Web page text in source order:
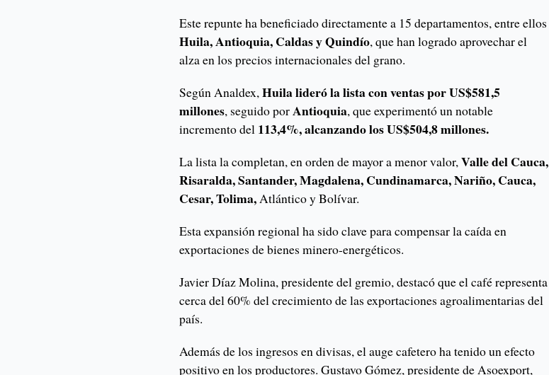
Este repunte ha beneficiado directamente a 15 departamentos, entre ellos
Huila, Antioquia, Caldas y Quindío, que han logrado aprovechar el
alza en los precios internacionales del grano.
Según Analdex,Huila lideró la lista con ventas por US$581,5
millones, seguido porAntioquia, que experimentó un notable
incremento del 113,4%, alcanzando los US$504,8 millones.
La lista la completan, en orden de mayor a menor valor,Valle del Cauca,
Risaralda, Santander, Magdalena, Cundinamarca, Nariño, Cauca,
Cesar, Tolima,Atlántico y Bolívar.
Esta expansión regional ha sido clave para compensar la caída en
exportaciones de bienes minero-energéticos.
Javier Díaz Molina, presidente del gremio, destacó que el café representa
cerca del 60% del crecimiento de las exportaciones agroalimentarias del
país.
Además de los ingresos en divisas, el auge cafetero ha tenido un efecto
positivo en los productores. Gustavo Gómez, presidente de Asoexport,